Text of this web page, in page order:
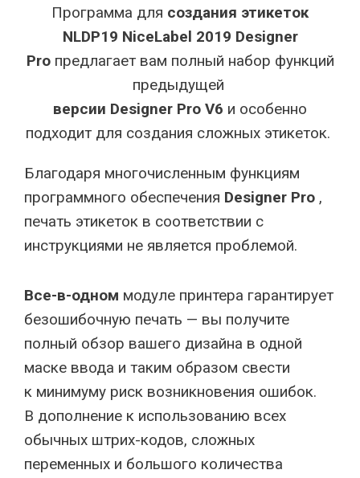
Программа для создания этикеток
NLDP19 NiceLabel 2019 Designer
Proпредлагает вам полный набор функций
предыдущей
версии Designer Pro V6 и особенно
подходит для создания сложных этикеток.
Благодаря многочисленным функциям
программного обеспечения Designer Pro ,
печать этикеток в соответствии с
инструкциями не является проблемой.
Все-в-одном модуле принтера гарантирует
безошибочную печать — вы получите
полный обзор вашего дизайна в одной
маске ввода и таким образом свести
к минимуму риск возникновения ошибок.
В дополнение к использованию всех
обычных штрих-кодов, сложных
переменных и большого количества